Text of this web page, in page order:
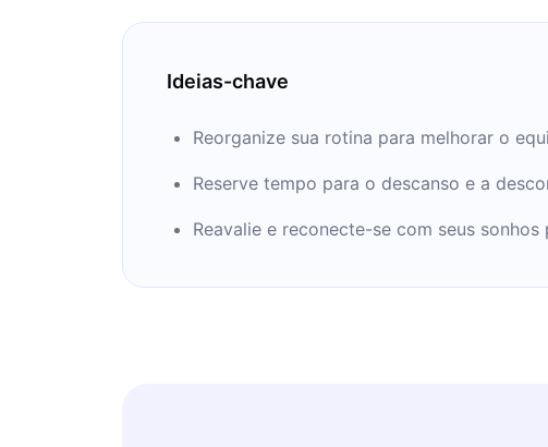
Ideias-chave
Reorganize sua rotina para melhorar o
Reserve tempo para o descanso e a
Reavalie e reconecte-se com seus